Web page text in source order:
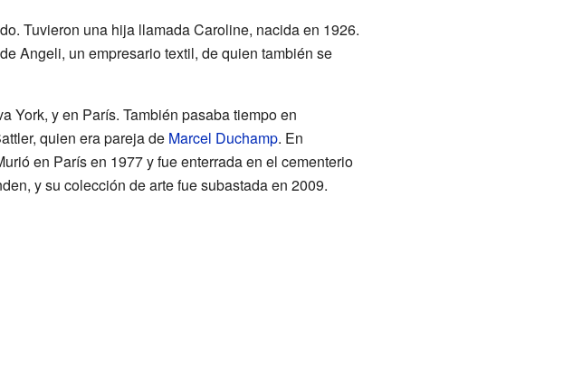
Tuvieron una hija llamada Caroline, nacida en 1926.
Angeli, un empresario textil, de quien también se
York, y en París. También pasaba tiempo en
quien era pareja de Marcel Duchamp. En
en París en 1977 y fue enterrada en el cementerio
y su colección de arte fue subastada en 2009.